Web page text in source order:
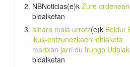
NBNoticias(e)k Zure ordenean
bidalketan
ainara maia urrotz(e)k Beldur
ikus-entzunezkoen lehiaketa
martxan jarri du Irungo Udalak
bidalketan